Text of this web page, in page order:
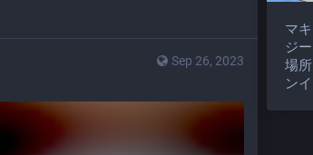
Sep 26, 2023
マ
ジ
場
ン